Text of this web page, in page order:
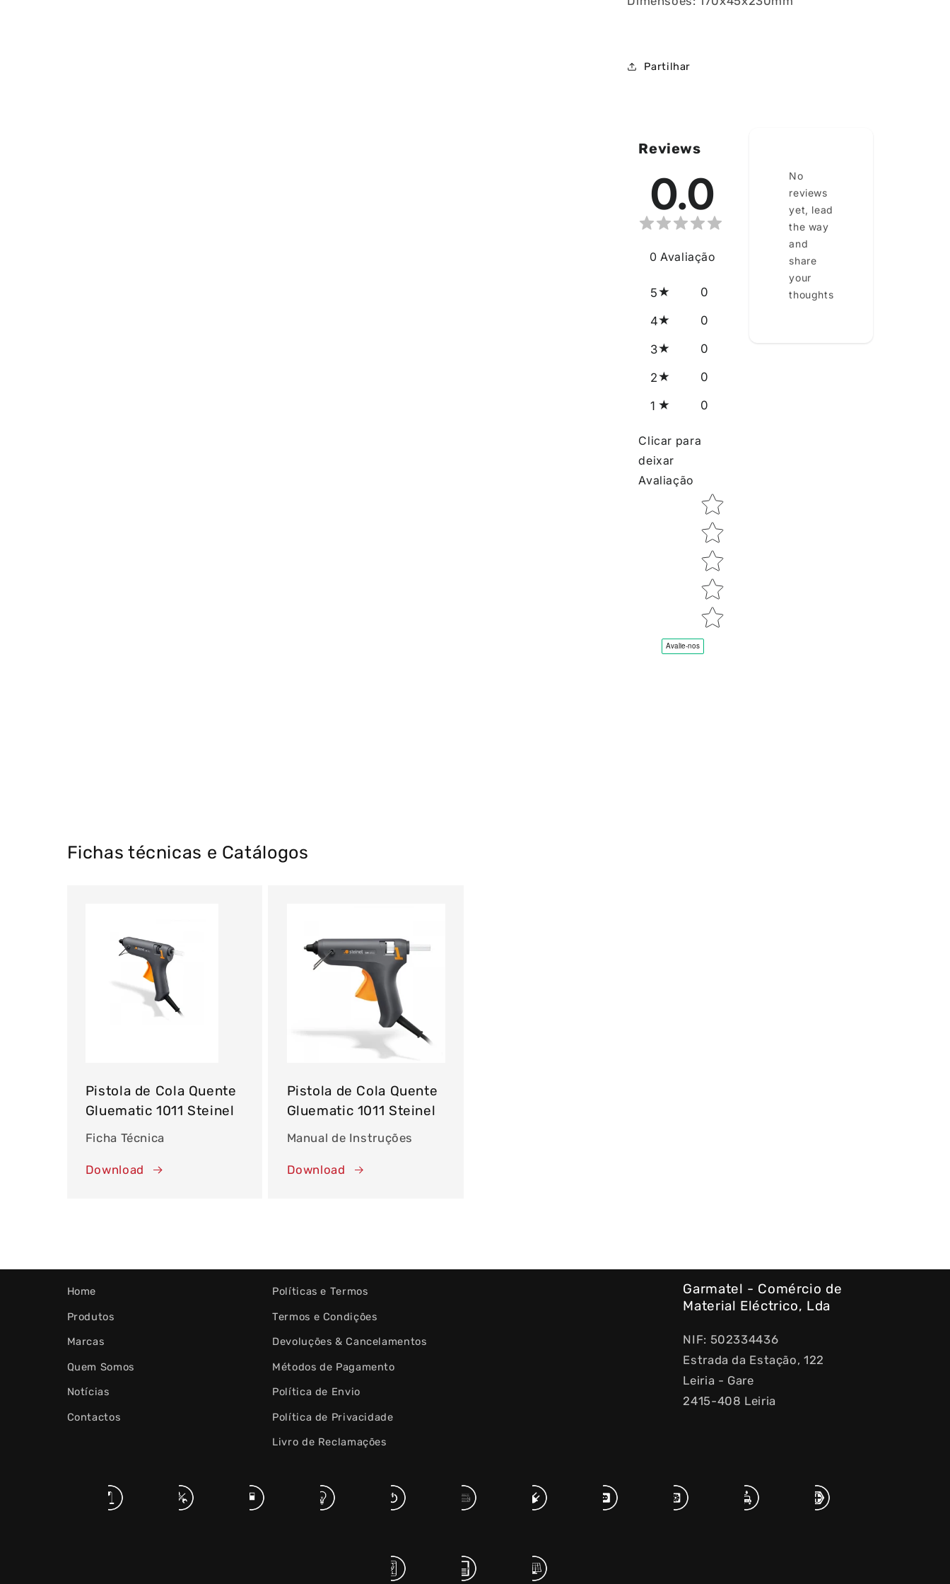
Partilhar
Reviews
0.0
0 Avaliação
5 0
4 0
3 0
2 0
1 0
Clicar para
deixar
Avaliação
Star rating
No
reviews
yet, lead
the way
and
share
your
thoughts
Fichas técnicas e Catálogos
Pistola de Cola Quente
Gluematic 1011 Steinel
Ficha Técnica
Download
Pistola de Cola Quente
Gluematic 1011 Steinel
Manual de Instruções
Download
Home
Produtos
Marcas
Quem Somos
Notícias
Contactos
Políticas e Termos
Termos e Condições
Devoluções & Cancelamentos
Métodos de Pagamento
Política de Envio
Política de Privacidade
Livro de Reclamações
Garmatel - Comércio de
Material Eléctrico, Lda
NIF: 502334436
Estrada da Estação, 122
Leiria - Gare
2415-408 Leiria